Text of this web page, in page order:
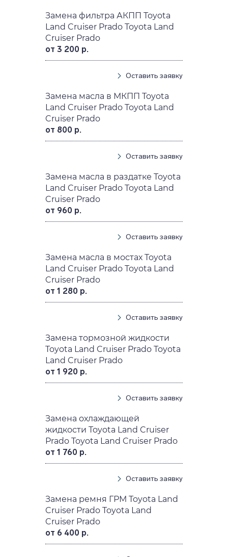
Замена фильтра АКПП Toyota
Land Cruiser Prado Toyota Land
Cruiser Prado
от 3 200 р.
Оставить заявку
Замена масла в МКПП Toyota
Land Cruiser Prado Toyota Land
Cruiser Prado
от 800 р.
Оставить заявку
Замена масла в раздатке Toyota
Land Cruiser Prado Toyota Land
Cruiser Prado
от 960 р.
Оставить заявку
Замена масла в мостах Toyota
Land Cruiser Prado Toyota Land
Cruiser Prado
от 1 280 р.
Оставить заявку
Замена тормозной жидкости
Toyota Land Cruiser Prado Toyota
Land Cruiser Prado
от 1 920 р.
Оставить заявку
Замена охлаждающей
жидкости Toyota Land Cruiser
Prado Toyota Land Cruiser Prado
от 1 760 р.
Оставить заявку
Замена ремня ГРМ Toyota Land
Cruiser Prado Toyota Land
Cruiser Prado
от 6 400 р.